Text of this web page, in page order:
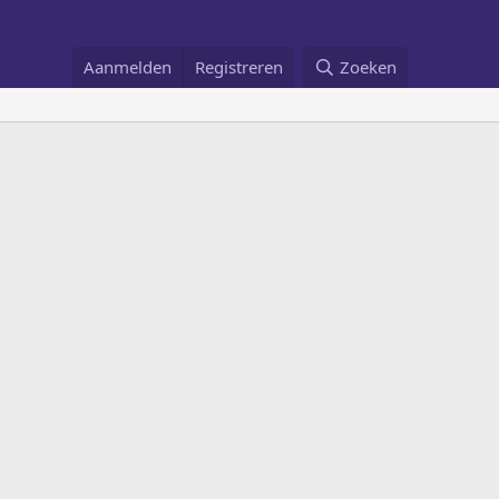
Aanmelden Registreren Zoeken